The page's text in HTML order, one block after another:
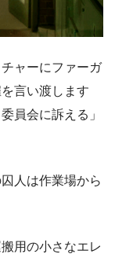
ャーにファーガ
言い渡します
員会に訴える」
人は作業場から
用の小さなエレ